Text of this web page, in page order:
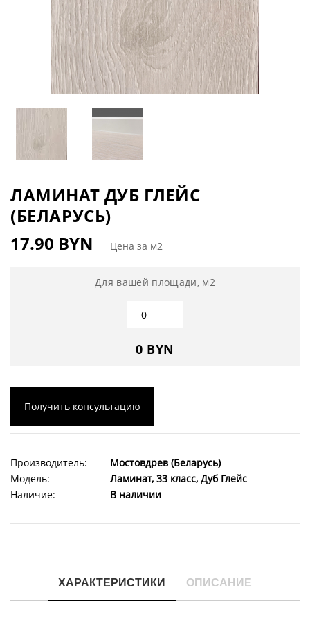
ЛАМИНАТ ДУБ ГЛЕЙС
(БЕЛАРУСЬ)
17.90 BYN
Цена за м2
Для вашей площади, м2
0 BYN
Получить консультацию
Производитель:
Мостовдрев (Беларусь)
Модель:
Ламинат, 33 класс, Дуб Глейс
Наличие:
В наличии
ХАРАКТЕРИСТИКИ ОПИСАНИЕ